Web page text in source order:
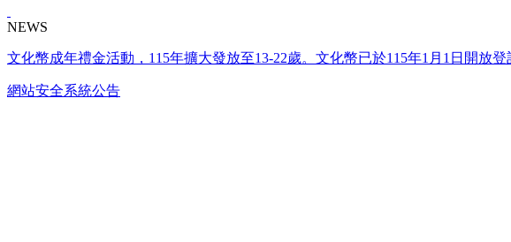
NEWS
文化幣成年禮金活動，115年擴大發放至13-22歲。文化幣已於115年1月1日開放
網站安全系統公告